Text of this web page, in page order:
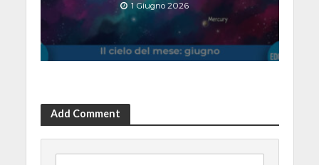
1 Giugno 2026
Add Comment